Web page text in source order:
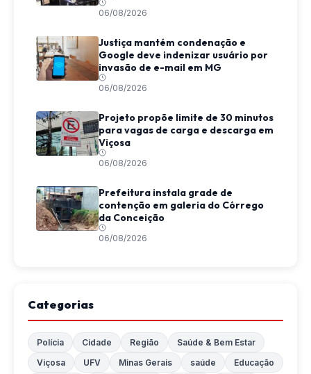
06/08/2026
Justiça mantém condenação e
Google deve indenizar usuário por
invasão de e-mail em MG
06/08/2026
Projeto propõe limite de 30 minutos
para vagas de carga e descarga em
Viçosa
06/08/2026
Prefeitura instala grade de
contenção em galeria do Córrego
da Conceição
06/08/2026
Categorias
Polícia Cidade Região
Saúde & Bem Estar
Viçosa
UFV Minas Gerais saúde
Educação